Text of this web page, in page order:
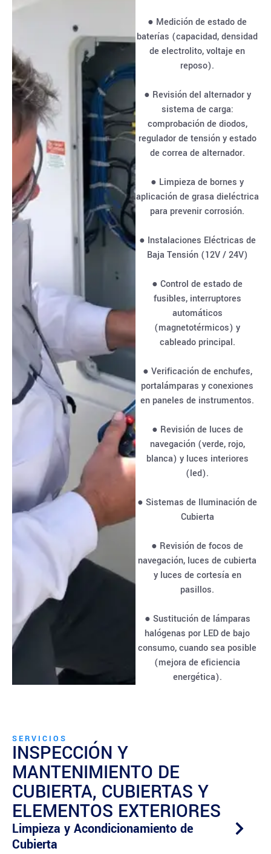
● Medición de estado de
baterías (capacidad, densidad
de electrolito, voltaje en
reposo).
● Revisión del alternador y
sistema de carga:
comprobación de diodos,
regulador de tensión y estado
de correa de alternador.
● Limpieza de bornes y
aplicación de grasa dieléctrica
para prevenir corrosión.
● Instalaciones Eléctricas de
Baja Tensión (12V / 24V)
● Control de estado de
fusibles, interruptores
automáticos
(magnetotérmicos) y
cableado principal.
● Verificación de enchufes,
portalámparas y conexiones
en paneles de instrumentos.
● Revisión de luces de
navegación (verde, rojo,
blanca) y luces interiores
(led).
● Sistemas de Iluminación de
Cubierta
● Revisión de focos de
navegación, luces de cubierta
y luces de cortesía en
pasillos.
● Sustitución de lámparas
halógenas por LED de bajo
consumo, cuando sea posible
(mejora de eficiencia
energética).
SERVICIOS
INSPECCIÓN Y
MANTENIMIENTO DE
CUBIERTA, CUBIERTAS Y
ELEMENTOS EXTERIORES
Limpieza y Acondicionamiento de
Cubierta